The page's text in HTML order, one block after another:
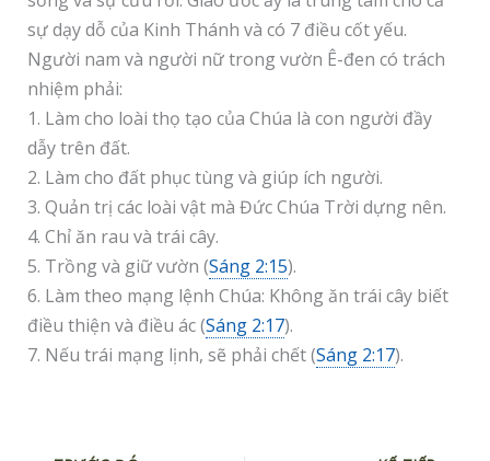
sự dạy dỗ của Kinh Thánh và có 7 điều cốt yếu.
Người nam và người nữ trong vườn Ê-đen có trách
nhiệm phải:
1. Làm cho loài thọ tạo của Chúa là con người đầy
dẫy trên đất.
2. Làm cho đất phục tùng và giúp ích người.
3. Quản trị các loài vật mà Đức Chúa Trời dựng nên.
4. Chỉ ăn rau và trái cây.
5. Trồng và giữ vườn (Sáng 2:15).
6. Làm theo mạng lệnh Chúa: Không ăn trái cây biết
điều thiện và điều ác (Sáng 2:17).
7. Nếu trái mạng lịnh, sẽ phải chết (Sáng 2:17).